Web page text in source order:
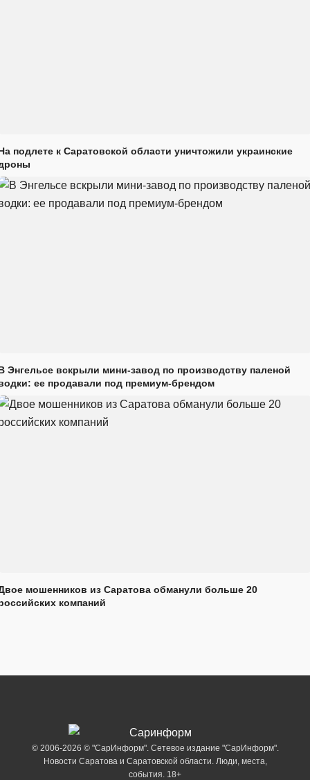
подлете к Саратовской области уничтожили украинские
Энгельсе вскрыли мини-завод по производству паленой
ее продавали под премиум-брендом
мошенников из Саратова обманули больше 20
компаний
© 2006-2026 © "СарИнформ". Сетевое издание "СарИнформ".
Новости Саратова и Саратовской области. Люди, места,
события. 18+